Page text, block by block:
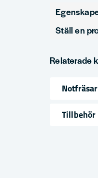
Produkttyp
Ställ en
Fråga oss
Relaterade
Notfräsar